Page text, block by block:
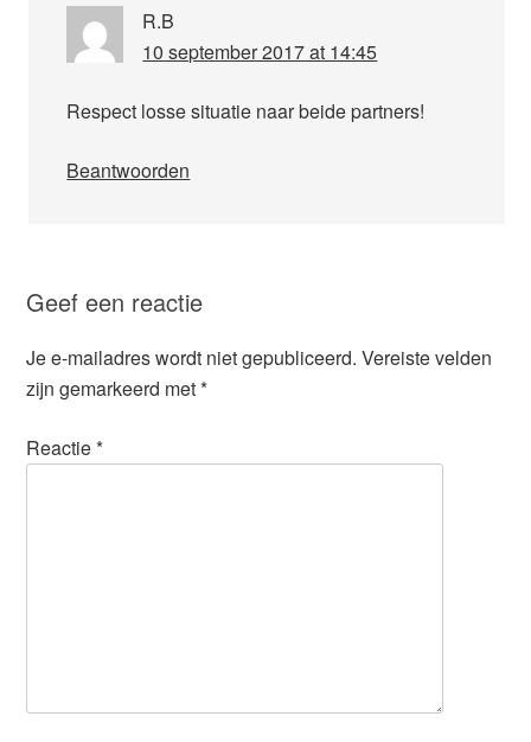
R.B
10 september 2017 at 14:45
Respect losse situatie naar beide partners!
Beantwoorden
Geef een reactie
Je e-mailadres wordt niet gepubliceerd. Vereiste velden
zijn gemarkeerd met*
Reactie*